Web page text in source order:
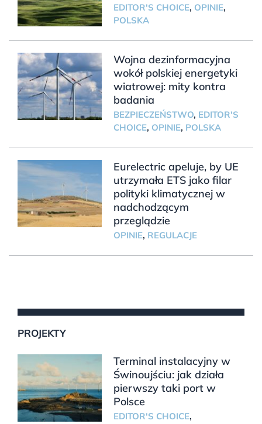
EDITOR'S CHOICE, OPINIE,
POLSKA
Wojna dezinformacyjna
wokół polskiej energetyki
wiatrowej: mity kontra
badania
BEZPIECZEŃSTWO, EDITOR'S
CHOICE, OPINIE, POLSKA
Eurelectric apeluje, by UE
utrzymała ETS jako filar
polityki klimatycznej w
nadchodzącym
przeglądzie
OPINIE, REGULACJE
PROJEKTY
Terminal instalacyjny w
Świnoujściu: jak działa
pierwszy taki port w
Polsce
EDITOR'S CHOICE,